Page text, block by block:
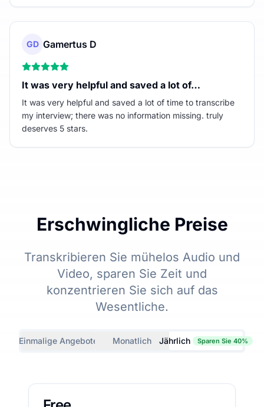
GD Gamertus D
It was very helpful and saved a lot of…
It was very helpful and saved a lot of time to transcribe
my interview; there was no information missing. truly
deserves 5 stars.
Erschwingliche Preise
Transkribieren Sie mühelos Audio und
Video, sparen Sie Zeit und
konzentrieren Sie sich auf das
Wesentliche.
Einmalige Angebote Monatlich Jährlich Sparen Sie 40%